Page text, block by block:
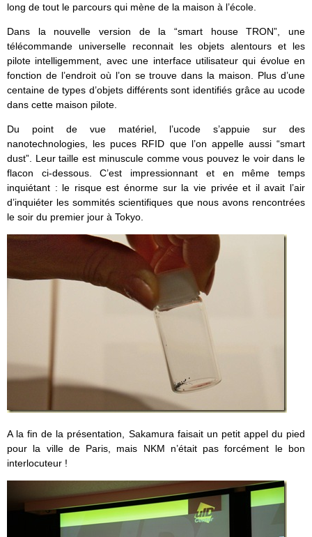
long de tout le parcours qui mène de la maison à l’école.
Dans la nouvelle version de la “smart house TRON”, une
télécommande universelle reconnait les objets alentours et les
pilote intelligemment, avec une interface utilisateur qui évolue en
fonction de l’endroit où l’on se trouve dans la maison. Plus d’une
centaine de types d’objets différents sont identifiés grâce au ucode
dans cette maison pilote.
Du point de vue matériel, l’ucode s’appuie sur des
nanotechnologies, les puces RFID que l’on appelle aussi “smart
dust”. Leur taille est minuscule comme vous pouvez le voir dans le
flacon ci-dessous. C’est impressionnant et en même temps
inquiétant : le risque est énorme sur la vie privée et il avait l’air
d’inquiéter les sommités scientifiques que nous avons rencontrées
le soir du premier jour à Tokyo.
A la fin de la présentation, Sakamura faisait un petit appel du pied
pour la ville de Paris, mais NKM n’était pas forcément le bon
interlocuteur !